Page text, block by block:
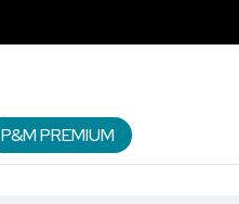
P&M PREMIUM